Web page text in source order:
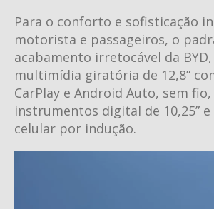
Para o conforto e sofisticação
motorista e passageiros, o
acabamento irretocável da
multimídia giratória de 12,8”
CarPlay e Android Auto, sem
instrumentos digital de 10,25”
celular por indução.